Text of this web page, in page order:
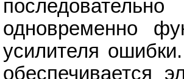
одновременно
усилителя
обеспечивается